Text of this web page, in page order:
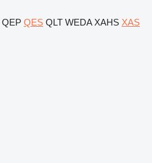
QEP QES QLT WEDA XAHS XAS